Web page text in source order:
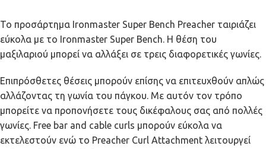
Το προσάρτημα Ironmaster Super Bench Preacher ταιριάζει
εύκολα με το Ironmaster Super Bench. Η θέση του
μαξιλαριού μπορεί να αλλάξει σε τρεις διαφορετικές γωνίες.
Επιπρόσθετες θέσεις μπορούν επίσης να επιτευχθούν απλώς
αλλάζοντας τη γωνία του πάγκου. Με αυτόν τον τρόπο
μπορείτε να προπονήσετε τους δικέφαλους σας από πολλές
γωνίες. Free bar and cable curls μπορούν εύκολα να
εκτελεστούν ενώ το Preacher Curl Attachment λειτουργεί